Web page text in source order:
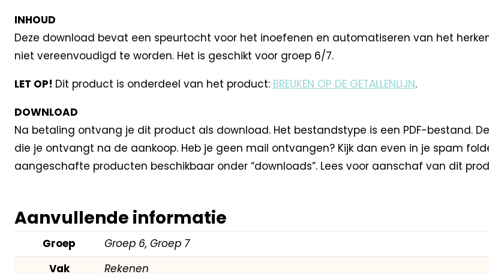
INHOUD
Deze download bevat een speurtocht voor het inoefenen en automatiseren van het
niet vereenvoudigd te worden. Het is geschikt voor groep 6/7.
LET OP! Dit product is onderdeel van het product: BREUKEN OP DE GETALLENLIJN.
DOWNLOAD
Na betaling ontvang je dit product als download. Het bestandstype is een PDF-bestand.
die je ontvangt na de aankoop. Heb je geen mail ontvangen? Kijk dan even in je spam
aangeschafte producten beschikbaar onder “downloads”. Lees voor aanschaf van dit
Aanvullende informatie
Groep
Groep 6, Groep 7
Vak
Rekenen